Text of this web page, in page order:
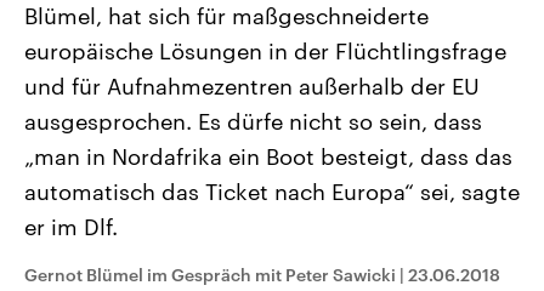
Landtagswahl Sachsen-Anhalt
2026
Alle Informationen
Sachsen-Anhalt wählt am 6.
September 2026 einen neuen
Landtag. Seit 2021 wird das
Bundesland von einer Koalition aus
Umfragen, Prognosen,
Wahlprogramme, aktuelle Berichte
und Hintergründe zu den Parteien
Wahl.
USA
Aktuelle Beiträge,
Hintergründe
Wirtschaftlich und
gehören die Vereinigten
den mächtigsten Ländern
mit großem Einfluss auf
aktuelle Weltgeschehen.
Sendungen
Blümel, hat sich für maßgeschneiderte
europäische Lösungen in der Flüchtlingsfrage
und für Aufnahmezentren außerhalb der EU
ausgesprochen. Es dürfe nicht so sein, dass
„man in Nordafrika ein Boot besteigt, dass das
automatisch das Ticket nach Europa“ sei, sagte
er im Dlf.
Gernot Blümel im Gespräch mit Peter Sawicki | 23.06.2018